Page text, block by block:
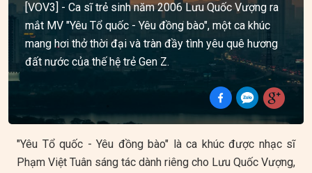
[VOV3] - Ca sĩ trẻ sinh năm 2006 Lưu Quốc Vượng ra
mắt MV "Yêu Tổ quốc - Yêu đồng bào", một ca khúc
mang hơi thở thời đại và tràn đầy tình yêu quê hương
đất nước của thế hệ trẻ Gen Z.
"Yêu Tổ quốc - Yêu đồng bào" là ca khúc được nhạc sĩ
Phạm Việt Tuân sáng tác dành riêng cho Lưu Quốc Vượng,